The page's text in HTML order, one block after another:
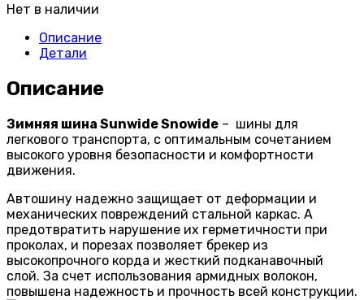
Нет в наличии
Описание
Детали
Описание
Зимняя шина Sunwide Snowide – шины для
легкового транспорта, с оптимальным сочетанием
высокого уровня безопасности и комфортности
движения.
Автошину надежно защищает от деформации и
механических повреждений стальной каркас. А
предотвратить нарушение их герметичности при
проколах, и порезах позволяет брекер из
высокопрочного корда и жесткий подканавочный
слой. За счет использования армидных волокон,
повышена надежность и прочность всей конструкции.